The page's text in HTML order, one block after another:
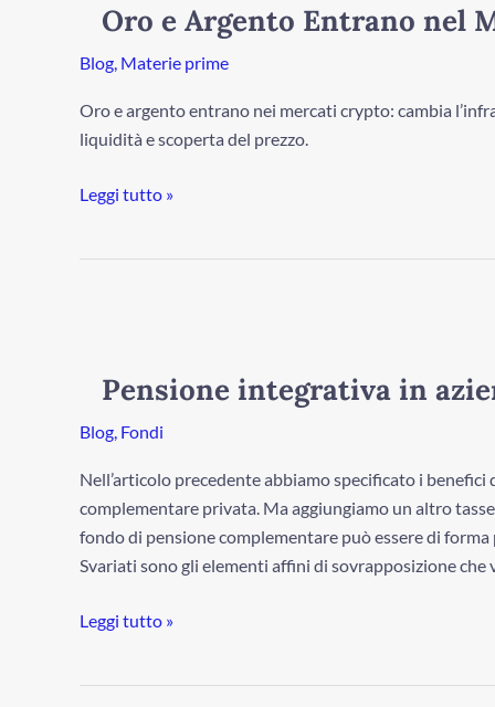
Oro e Argento Entrano nel
Blog Materie prime
Oro e argento entrano nei mercati crypto: cambia
liquidità e scoperta del prezzo.
Leggi tutto »
Pensione integrativa in
Blog Fondi
Nell’articolo precedente abbiamo specificato i
complementare privata. Ma aggiungiamo un altro
fondo di pensione complementare può essere di
Svariati sono gli elementi affini di sovrapposizione che
azienda.
La
giusta!
Leggi tutto »